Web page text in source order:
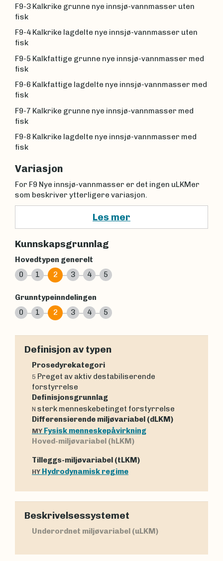
F9-3 Kalkrike grunne nye innsjø-vannmasser uten
fisk
F9-4 Kalkrike lagdelte nye innsjø-vannmasser uten
fisk
F9-5 Kalkfattige grunne nye innsjø-vannmasser med
fisk
F9-6 Kalkfattige lagdelte nye innsjø-vannmasser med
fisk
F9-7 Kalkrike grunne nye innsjø-vannmasser med
fisk
F9-8 Kalkrike lagdelte nye innsjø-vannmasser med
fisk
Variasjon
For F9 Nye innsjø-vannmasser er det ingen uLKMer
som beskriver ytterligere variasjon.
Les mer
Kunnskapsgrunnlag
Hovedtypen generelt
0
1 2 3 4 5
Grunntypeinndelingen
0
1 2 3 4 5
Definisjon av typen
Prosedyrekategori
5 Preget av aktiv destabiliserende
forstyrrelse
Definisjonsgrunnlag
N sterk menneskebetinget forstyrrelse
Differensierende miljøvariabel (dLKM)
MY Fysisk menneskepåvirkning
Hoved-miljøvariabel (hLKM)
Tilleggs-miljøvariabel (tLKM)
HY Hydrodynamisk regime
Beskrivelsessystemet
Underordnet miljøvariabel (uLKM)